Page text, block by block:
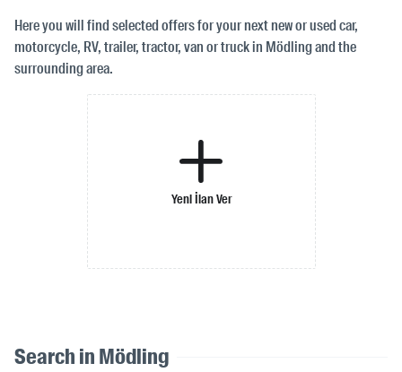
Here you will find selected offers for your next new or used car,
motorcycle, RV, trailer, tractor, van or truck in Mödling and the
surrounding area.
Yeni İlan Ver
Search in Mödling